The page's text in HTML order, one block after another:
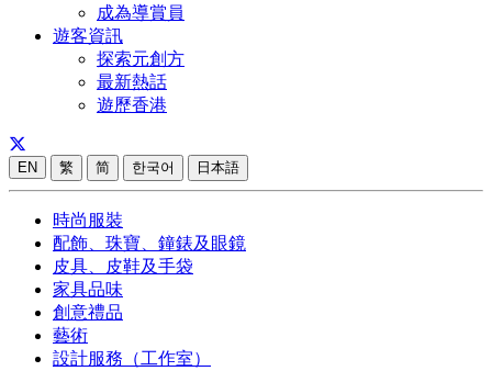
成為導賞員
遊客資訊
探索元創方
最新熱話
遊歷香港
EN 繁 简 한국어 日本語
時尚服裝
配飾、珠寶、鐘錶及眼鏡
皮具、皮鞋及手袋
家具品味
創意禮品
藝術
設計服務（工作室）